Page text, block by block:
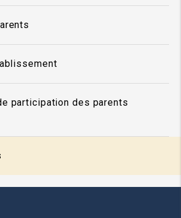
participation des parents